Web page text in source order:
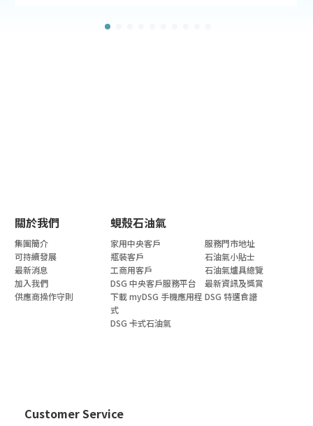
關於我們 蜆殼石油氣
集團簡介
可持續發展
最新消息
加入我們
供應商操作守則
家用中央客戶
瓶裝客戶
工商用客戶
DSG 中央客戶服務平台
下載 myDSG 手機應用程
式
DSG 卡式石油氣
服務門市地址
石油氣小貼士
石油氣爐具總覽
最新資訊及獎賞
DSG 特選食譜
Customer Service